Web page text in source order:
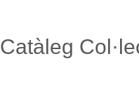
Catàleg